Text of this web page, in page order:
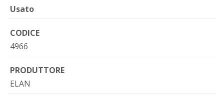
Usato
CODICE
4966
PRODUTTORE
ELAN